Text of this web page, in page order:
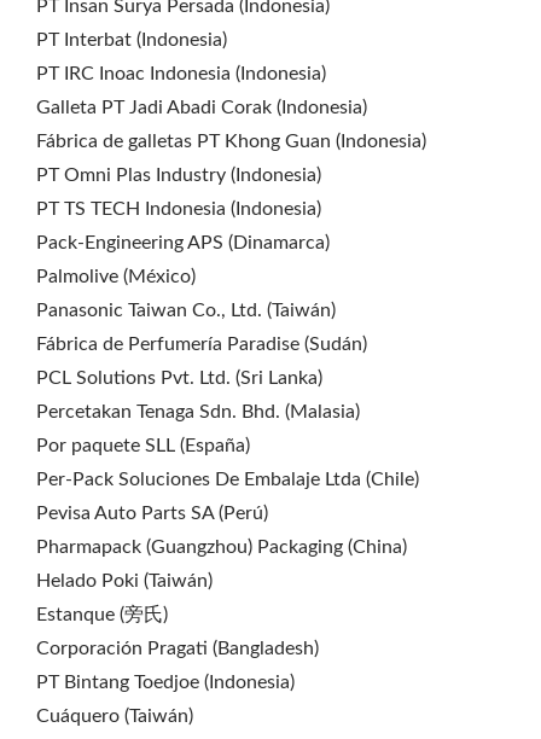
PT Insan Surya Persada (Indonesia)
PT Interbat (Indonesia)
PT IRC Inoac Indonesia (Indonesia)
Galleta PT Jadi Abadi Corak (Indonesia)
Fábrica de galletas PT Khong Guan (Indonesia)
PT Omni Plas Industry (Indonesia)
PT TS TECH Indonesia (Indonesia)
Pack-Engineering APS (Dinamarca)
Palmolive (México)
Panasonic Taiwan Co., Ltd. (Taiwán)
Fábrica de Perfumería Paradise (Sudán)
PCL Solutions Pvt. Ltd. (Sri Lanka)
Percetakan Tenaga Sdn. Bhd. (Malasia)
Por paquete SLL (España)
Per-Pack Soluciones De Embalaje Ltda (Chile)
Pevisa Auto Parts SA (Perú)
Pharmapack (Guangzhou) Packaging (China)
Helado Poki (Taiwán)
Estanque (旁氏)
Corporación Pragati (Bangladesh)
PT Bintang Toedjoe (Indonesia)
Cuáquero (Taiwán)